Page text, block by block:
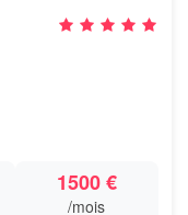
1500 €
/mois